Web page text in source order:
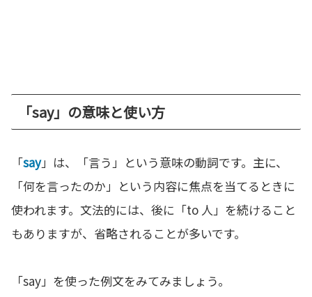
「say」の意味と使い方
「say」は、「言う」という意味の動詞です。主に、
「何を言ったのか」という内容に焦点を当てるときに
使われます。文法的には、後に「to 人」を続けること
もありますが、省略されることが多いです。
「say」を使った例文をみてみましょう。